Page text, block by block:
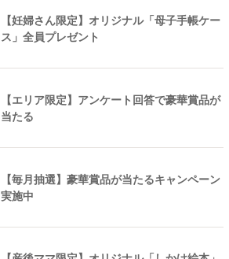
【妊婦さん限定】オリジナル「母子手帳ケー
ス」全員プレゼント
【エリア限定】アンケート回答で豪華賞品が
当たる
【毎月抽選】豪華賞品が当たるキャンペーン
実施中